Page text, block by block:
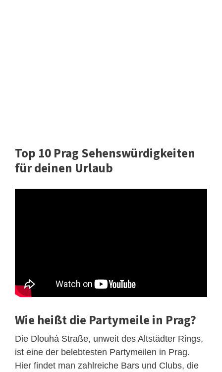
Top 10 Prag Sehenswürdigkeiten
für deinen Urlaub
Wie heißt die Partymeile in Prag?
Die Dlouhá Straße, unweit des Altstädter Rings,
ist eine der belebtesten Partymeilen in Prag.
Hier findet man zahlreiche Bars und Clubs, die